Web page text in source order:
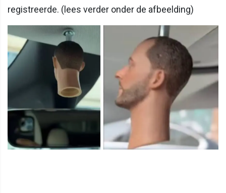
registreerde. (lees verder onder de afbeelding)